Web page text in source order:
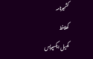
کشمیرنامہ
کھلاخط
کھیل ایکسپریس